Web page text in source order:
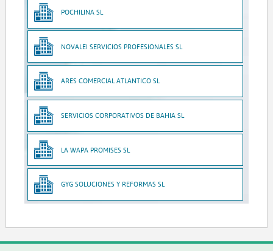
POCHILINA SL
NOVALEI SERVICIOS PROFESIONALES SL
ARES COMERCIAL ATLANTICO SL
SERVICIOS CORPORATIVOS DE BAHIA SL
LA WAPA PROMISES SL
GYG SOLUCIONES Y REFORMAS SL